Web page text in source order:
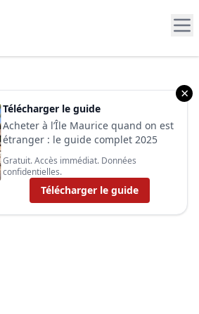
×
Télécharger le guide
Acheter à l’Île Maurice quand on est
étranger : le guide complet 2025
Gratuit. Accès immédiat. Données
confidentielles.
Télécharger le guide